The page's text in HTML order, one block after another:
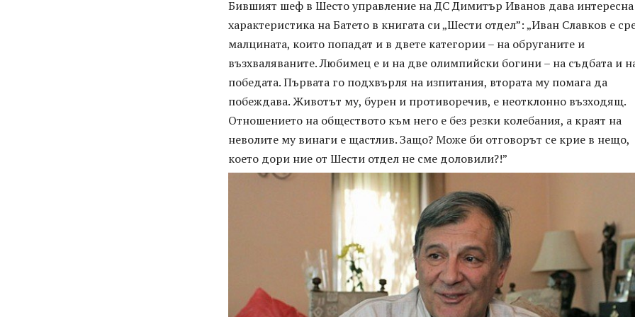
Бившият шеф в Шесто управление на ДС Димитър Иванов дава интересна
характеристика на Батето в книгата си „Шести отдел”: „Иван Славков е
малцината, които попадат и в двете категории – на обруганите и
възхваляваните. Любимец е и на две олимпийски богини – на съдбата и
победата. Първата го подхвърля на изпитания, втората му помага да
побеждава. Животът му, бурен и противоречив, е неотклонно възходящ.
Отношението на обществото към него е без резки колебания, а краят на
неволите му винаги е щастлив. Защо? Може би отговорът се крие в нещо,
което дори ние от Шести отдел не сме доловили?!”